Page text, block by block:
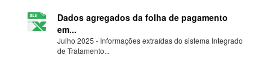
Dados agregados da folha de pagamento
em...
Julho 2025 - Informações extraídas do sistema Integrado
de Tratamento...